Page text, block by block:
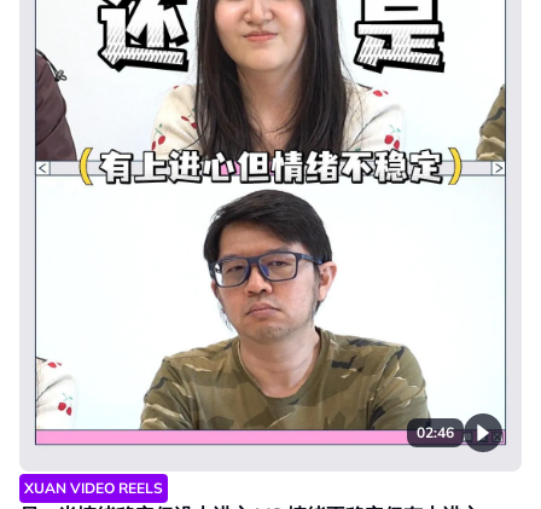
02:46
XUAN VIDEO REELS